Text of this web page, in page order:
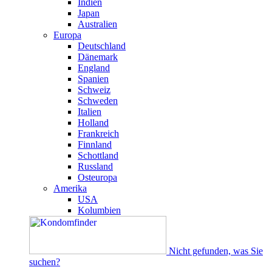
Indien
Japan
Australien
Europa
Deutschland
Dänemark
England
Spanien
Schweiz
Schweden
Italien
Holland
Frankreich
Finnland
Schottland
Russland
Osteuropa
Amerika
USA
Kolumbien
Nicht gefunden, was Sie
suchen?